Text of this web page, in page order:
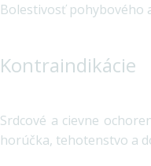
Bolestivosť pohybového
Kontraindikácie
Srdcové a cievne
horúčka, tehotenstvo a